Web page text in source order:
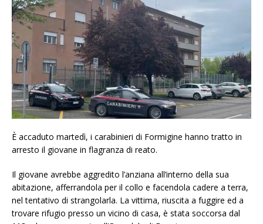
È accaduto martedì, i carabinieri di Formigine hanno tratto in
arresto il giovane in flagranza di reato.
Il giovane avrebbe aggredito l’anziana all’interno della sua
abitazione, afferrandola per il collo e facendola cadere a terra,
nel tentativo di strangolarla. La vittima, riuscita a fuggire ed a
trovare rifugio presso un vicino di casa, è stata soccorsa dal